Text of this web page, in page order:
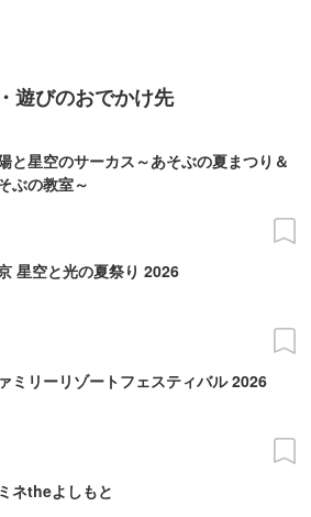
遊びのおでかけ先
と星空のサーカス～あそぶの夏まつり＆
ぶの教室～
星空と光の夏祭り 2026
ミリーリゾートフェスティバル 2026
ネtheよしもと